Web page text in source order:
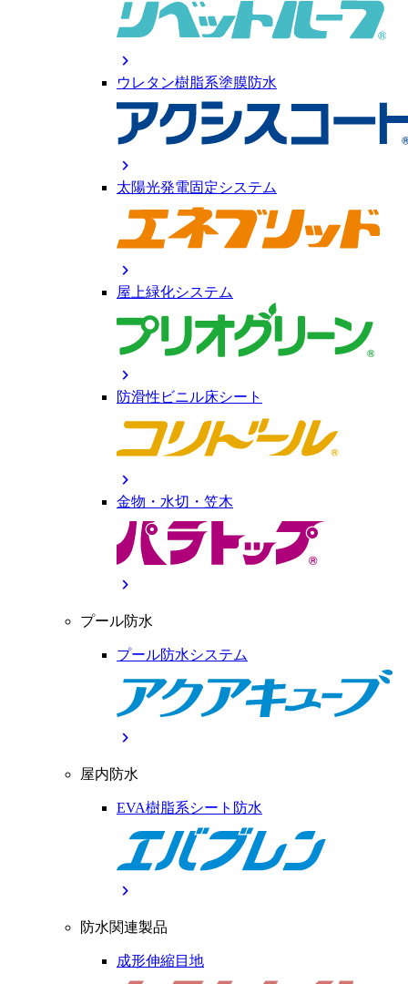
chevron_right
ウレタン樹脂系塗膜防水
chevron_right
太陽光発電固定システム
chevron_right
屋上緑化システム
chevron_right
防滑性ビニル床シート
chevron_right
金物・水切・笠木
chevron_right
プール防水
プール防水システム
chevron_right
屋内防水
EVA樹脂系シート防水
chevron_right
防水関連製品
成形伸縮目地